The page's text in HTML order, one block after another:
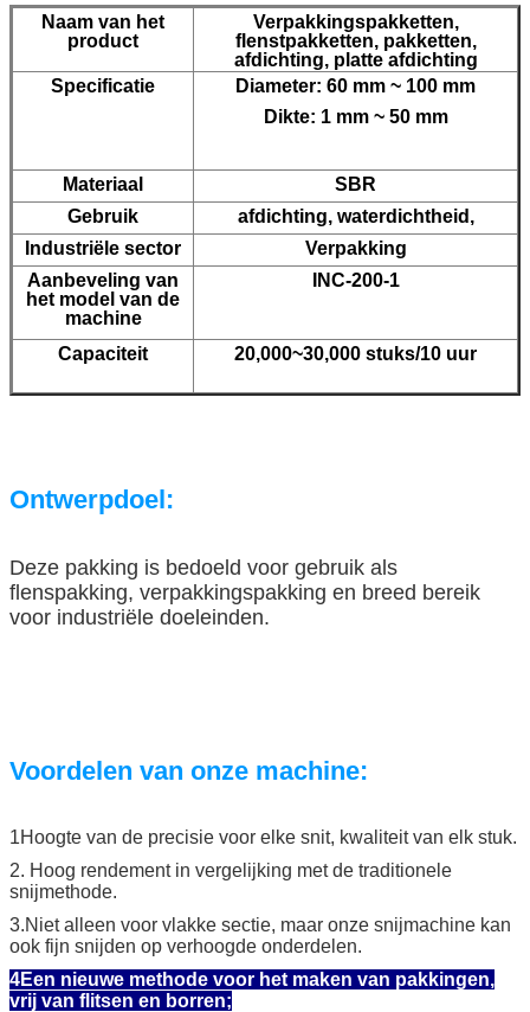
Naam van het
product
Verpakkingspakketten,
flenstpakketten, pakketten,
afdichting, platte afdichting
Specificatie
Diameter: 60 mm ~ 100 mm
Dikte: 1 mm ~ 50 mm
Materiaal
SBR
Gebruik
afdichting, waterdichtheid,
Industriële sector
Verpakking
Aanbeveling van
het model van de
machine
INC-200-1
Capaciteit 20,000~30,000 stuks/10 uur
Ontwerpdoel:
Deze pakking is bedoeld voor gebruik als
flenspakking, verpakkingspakking en breed bereik
voor industriële doeleinden.
Voordelen van onze machine:
1Hoogte van de precisie voor elke snit, kwaliteit van elk stuk.
2. Hoog rendement in vergelijking met de traditionele
snijmethode.
3.Niet alleen voor vlakke sectie, maar onze snijmachine kan
ook fijn snijden op verhoogde onderdelen.
4Een nieuwe methode voor het maken van pakkingen,
vrij van flitsen en borren;